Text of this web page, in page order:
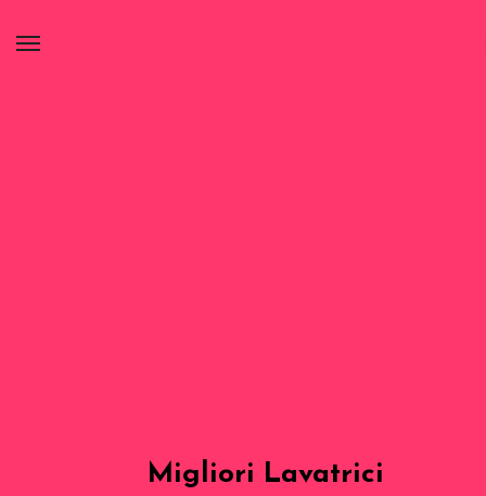
Migliori Lavatrici